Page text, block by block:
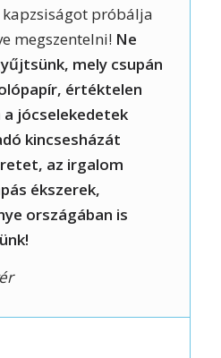
kapzsiságot próbálja
megszentelni! Ne
mely csupán
értéktelen
a jócselekedetek
kincsesházát
az irgalom
ékszerek,
országában is